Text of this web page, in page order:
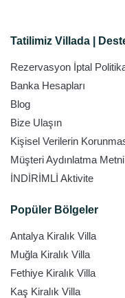
Tatilimiz Villada |
Rezervasyon İptal
Banka Hesapları
Blog
Bize Ulaşın
Kişisel Verilerin
Müşteri Aydınlatma Metni
İNDİRİMLİ Aktivite
Popüler Bölgeler
Antalya Kiralık Villa
Muğla Kiralık Villa
Fethiye Kiralık Villa
Kaş Kiralık Villa